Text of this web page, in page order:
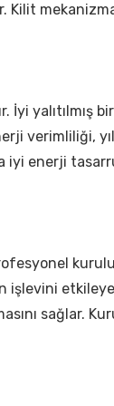
İyi
verimliliği,
iyi enerji
işlevini
sağlar.